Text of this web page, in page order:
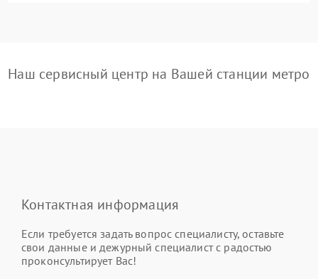
Наш сервисный центр на Вашей станции метро
Контактная информация
Если требуется задать вопрос специалисту, оставьте
свои данные и дежурный специалист с радостью
проконсультирует Вас!